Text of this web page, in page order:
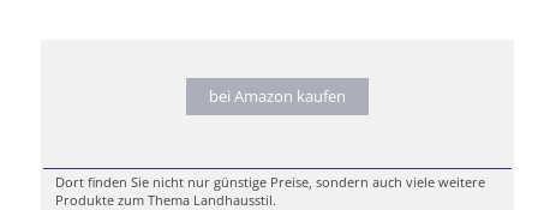
bei Amazon kaufen
Dort finden Sie nicht nur günstige Preise, sondern auch viele weitere
Produkte zum Thema Landhausstil.